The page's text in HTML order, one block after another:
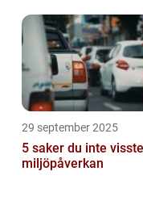
29 september 2025
5 saker du inte
miljöpåverkan